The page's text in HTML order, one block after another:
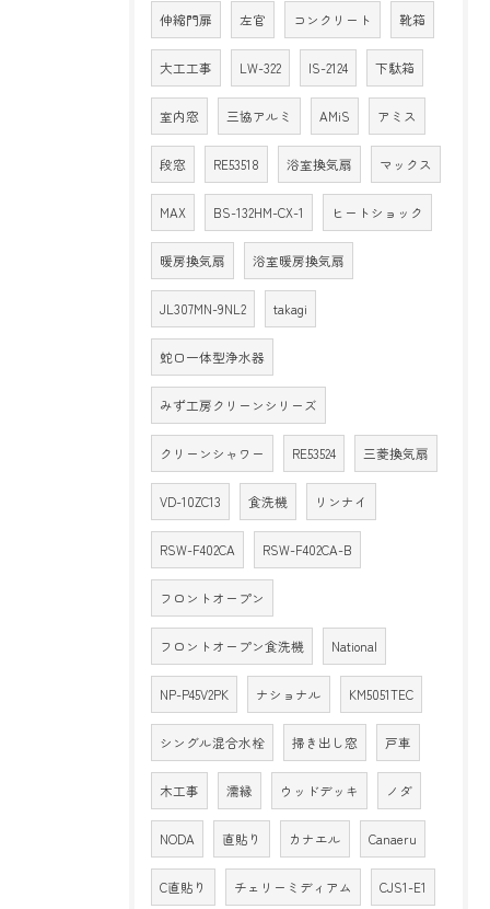
伸縮門扉 左官 コンクリート 靴箱
大工工事 LW-322 IS-2124 下駄箱
室内窓 三協アルミ AMiS アミス
段窓 RE53518 浴室換気扇 マックス
MAX BS-132HM-CX-1 ヒートショック
暖房換気扇 浴室暖房換気扇
JL307MN-9NL2 takagi
蛇口一体型浄水器
みず工房クリーンシリーズ
クリーンシャワー RE53524 三菱換気扇
VD-10ZC13 食洗機 リンナイ
RSW-F402CA RSW-F402CA-B
フロントオープン
フロントオープン食洗機 National
NP-P45V2PK ナショナル KM5051TEC
シングル混合水栓 掃き出し窓 戸車
木工事 濡縁 ウッドデッキ ノダ
NODA 直貼り カナエル Canaeru
C直貼り チェリーミディアム CJS1-E1